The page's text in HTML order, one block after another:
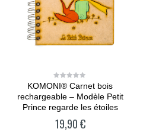
0
of
5
KOMONI® Carnet bois
rechargeable – Modèle Petit
Prince regarde les étoiles
19,90€